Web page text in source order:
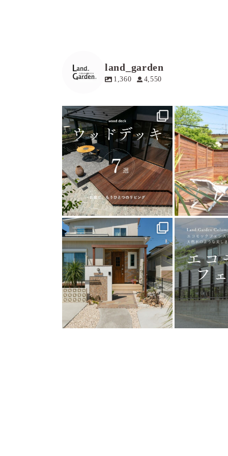
land_garden
1,360 4,550
land_garden
19 0
land_garden
25 0